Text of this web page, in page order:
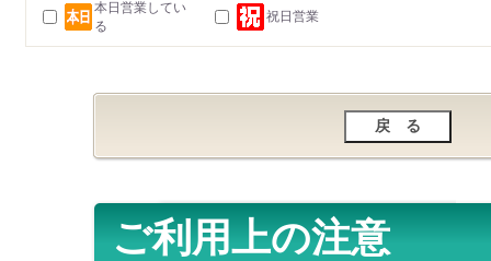
本日営業してい
る
祝日営業
ご利用上の注意